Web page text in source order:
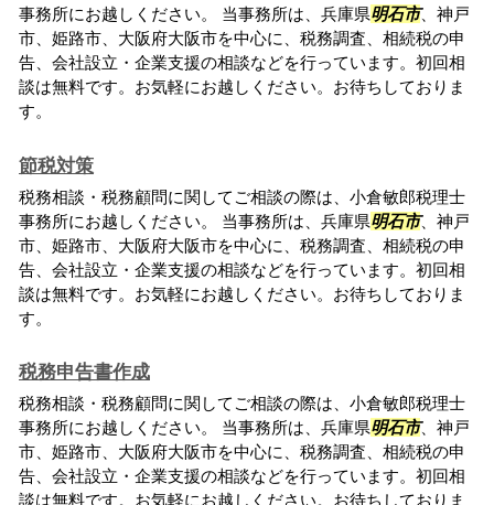
事務所にお越しください。 当事務所は、兵庫県明石市、神戸
市、姫路市、大阪府大阪市を中心に、税務調査、相続税の申
告、会社設立・企業支援の相談などを行っています。初回相
談は無料です。お気軽にお越しください。お待ちしておりま
す。
節税対策
税務相談・税務顧問に関してご相談の際は、小倉敏郎税理士
事務所にお越しください。 当事務所は、兵庫県明石市、神戸
市、姫路市、大阪府大阪市を中心に、税務調査、相続税の申
告、会社設立・企業支援の相談などを行っています。初回相
談は無料です。お気軽にお越しください。お待ちしておりま
す。
税務申告書作成
税務相談・税務顧問に関してご相談の際は、小倉敏郎税理士
事務所にお越しください。 当事務所は、兵庫県明石市、神戸
市、姫路市、大阪府大阪市を中心に、税務調査、相続税の申
告、会社設立・企業支援の相談などを行っています。初回相
談は無料です。お気軽にお越しください。お待ちしておりま